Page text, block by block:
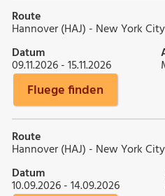
Route
Hannover (HAJ) - New York
Datum
09.11.2026 - 15.11.2026
Fluege finden
Route
Hannover (HAJ) - New York
Datum
10.09.2026 - 14.09.2026